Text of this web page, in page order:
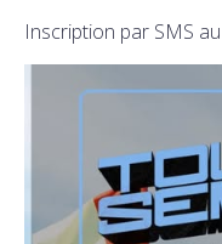
Inscription par SMS